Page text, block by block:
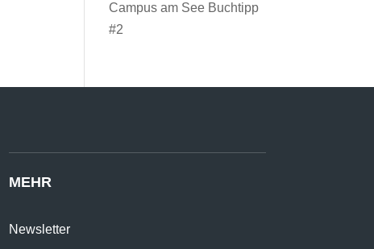
Campus am See Buchtipp
#2
MEHR
Newsletter